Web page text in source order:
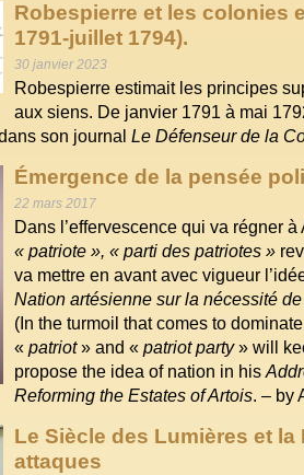
Robespierre et les colonies
1791-juillet 1794).
30 janvier 2023
Robespierre estimait les principes
aux siens. De janvier 1791 à mai
son journalLe Défenseur de la
Émergence de la pensée
22 mars 2017
Dans l’effervescence qui va régner
« patriote », « parti des patriotes »
va mettre en avant avec vigueur
Nation artésienne sur la nécessité
(In the turmoil that comes to
«patriot» and «patriot party» will
propose the idea of nation in his
Reforming the Estates of Artois. – by
Le Siècle des Lumières et
attaques